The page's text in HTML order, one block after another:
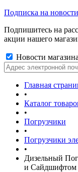
Подписка на
Подпишитесь на
акции нашего
Новости магазина
Главная
•
Каталог
•
Погрузчики
•
Погрузчики
•
Дизельный
и Сайдшифтом